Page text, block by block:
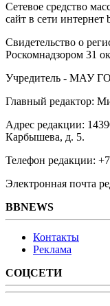
Сетевое средство
сайт в сети интернет
Свидетельство о
Роскомнадзором 31
Учредитель - МАУ
Главный редактор:
Адрес редакции:
Карбышева, д. 5.
Телефон редакции:
Электронная почта
BBNEWS
Контакты
Реклама
СОЦСЕТИ